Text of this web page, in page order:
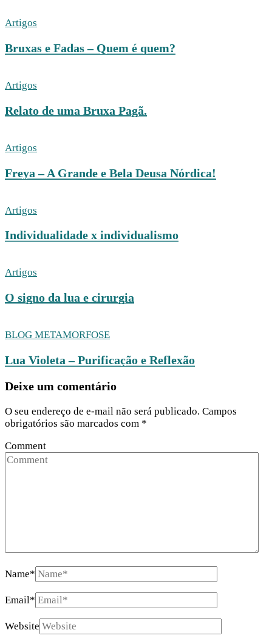
Artigos
Bruxas e Fadas – Quem é quem?
Artigos
Relato de uma Bruxa Pagã.
Artigos
Freya – A Grande e Bela Deusa Nórdica!
Artigos
Individualidade x individualismo
Artigos
O signo da lua e cirurgia
BLOG METAMORFOSE
Lua Violeta – Purificação e Reflexão
Deixe um comentário
O seu endereço de e-mail não será publicado. Campos
obrigatórios são marcados com *
Comment
Name*
Email*
Website